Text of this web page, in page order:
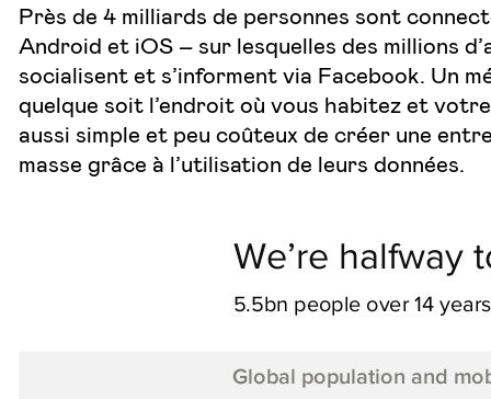
Près de 4 milliards de personnes sont
Android et iOS – sur lesquelles des millions
socialisent et s’informent via Facebook. Un
quelque soit l’endroit où vous habitez et
aussi simple et peu coûteux de créer une
masse grâce à l’utilisation de leurs données.